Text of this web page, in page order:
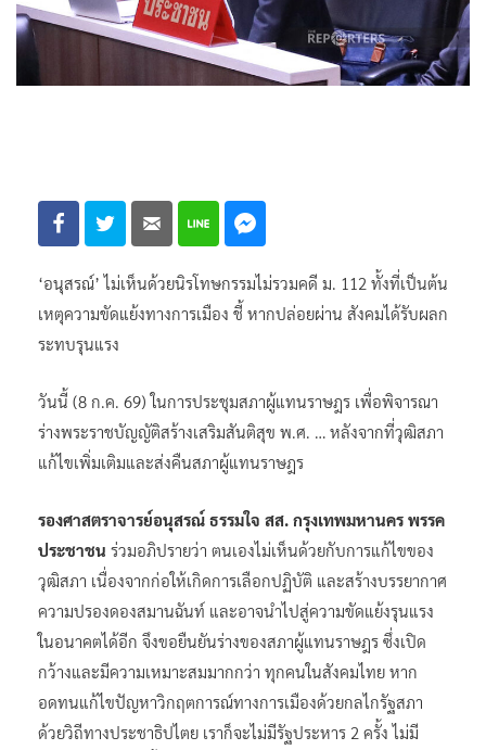
‘อนุสรณ์’ ไม่เห็นด้วยนิรโทษกรรมไม่รวมคดี ม. 112 ทั้งที่เป็นต้น
เหตุความขัดแย้งทางการเมือง ชี้ หากปล่อยผ่าน สังคมได้รับผลก
ระทบรุนแรง
วันนี้ (8 ก.ค. 69) ในการประชุมสภาผู้แทนราษฎร เพื่อพิจารณา
ร่างพระราชบัญญัติสร้างเสริมสันติสุข พ.ศ. … หลังจากที่วุฒิสภา
แก้ไขเพิ่มเติมและส่งคืนสภาผู้แทนราษฎร
รองศาสตราจารย์อนุสรณ์ ธรรมใจ สส. กรุงเทพมหานคร พรรค
ประชาชน ร่วมอภิปรายว่า ตนเองไม่เห็นด้วยกับการแก้ไขของ
วุฒิสภา เนื่องจากก่อให้เกิดการเลือกปฏิบัติ และสร้างบรรยากาศ
ความปรองดองสมานฉันท์ และอาจนำไปสู่ความขัดแย้งรุนแรง
ในอนาคตได้อีก จึงขอยืนยันร่างของสภาผู้แทนราษฎร ซึ่งเปิด
กว้างและมีความเหมาะสมมากกว่า ทุกคนในสังคมไทย หาก
อดทนแก้ไขปัญหาวิกฤตการณ์ทางการเมืองด้วยกลไกรัฐสภา
ด้วยวิถีทางประชาธิปไตย เราก็จะไม่มีรัฐประหาร 2 ครั้ง ไม่มี